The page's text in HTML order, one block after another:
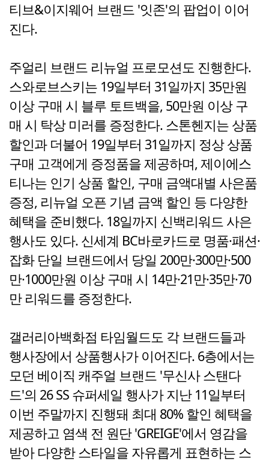
티브&이지웨어 브랜드 '잇존'의 팝업이 이어
진다.
주얼리 브랜드 리뉴얼 프로모션도 진행한다.
스와로브스키는 19일부터 31일까지 35만원
이상 구매 시 블루 토트백을, 50만원 이상 구
매 시 탁상 미러를 증정한다. 스톤헨지는 상품
할인과 더불어 19일부터 31일까지 정상 상품
구매 고객에게 증정품을 제공하며, 제이에스
티나는 인기 상품 할인, 구매 금액대별 사은품
증정, 리뉴얼 오픈 기념 금액 할인 등 다양한
혜택을 준비했다. 18일까지 신백리워드 사은
행사도 있다. 신세계 BC바로카드로 명품·패션·
잡화 단일 브랜드에서 당일 200만·300만·500
만·1000만원 이상 구매 시 14만·21만·35만·70
만 리워드를 증정한다.
갤러리아백화점 타임월드도 각 브랜드들과
행사장에서 상품행사가 이어진다. 6층에서는
모던 베이직 캐주얼 브랜드 '무신사 스탠다
드'의 26 SS 슈퍼세일 행사가 지난 11일부터
이번 주말까지 진행돼 최대 80% 할인 혜택을
제공하고 염색 전 원단 'GREIGE'에서 영감을
받아 다양한 스타일을 자유롭게 표현하는 스